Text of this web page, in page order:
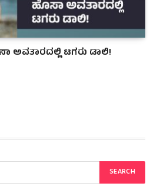
ಅವತಾರದಲ್ಲಿ ಟಗರು ಡಾಲಿ!